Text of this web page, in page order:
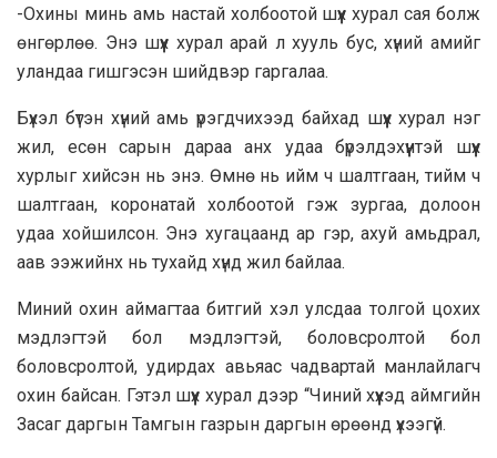
-Охины минь амь настай холбоотой шүүх хурал сая болж
өнгөрлөө. Энэ шүүх хурал арай л хууль бус, хүний амийг
уландаа гишгэсэн шийдвэр гаргалаа.
Бүхэл бүтэн хүний амь үрэгдчихээд байхад шүүх хурал нэг
жил, есөн сарын дараа анх удаа бүрэлдэхүүнтэй шүүх
хурлыг хийсэн нь энэ. Өмнө нь ийм ч шалтгаан, тийм ч
шалтгаан, коронатай холбоотой гэж зургаа, долоон
удаа хойшилсон. Энэ хугацаанд ар гэр, ахуй амьдрал,
аав ээжийнх нь тухайд хүнд жил байлаа.
Миний охин аймагтаа битгий хэл улсдаа толгой цохих
мэдлэгтэй бол мэдлэгтэй, боловсролтой бол
боловсролтой, удирдах авьяас чадвартай манлайлагч
охин байсан. Гэтэл шүүх хурал дээр “Чиний хүүхэд аймгийн
Засаг даргын Тамгын газрын даргын өрөөнд үхээгүй.